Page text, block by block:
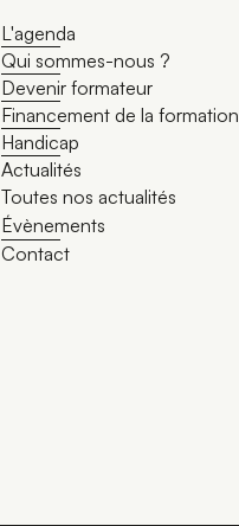
L'agenda
Qui sommes-nous ?
Devenir formateur
Financement de la formation
Handicap
Actualités
Toutes nos actualités
Évènements
Contact